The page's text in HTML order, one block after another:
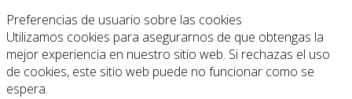
Preferencias de usuario sobre las cookies
Utilizamos cookies para asegurarnos de que obtengas la
mejor experiencia en nuestro sitio web. Si rechazas el uso
de cookies, este sitio web puede no funcionar como se
espera.